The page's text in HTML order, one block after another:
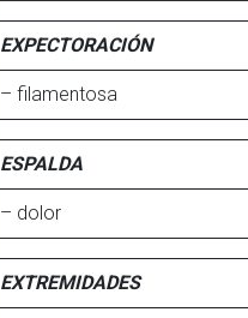
EXPECTORACIÓN
– filamentosa
ESPALDA
– dolor
EXTREMIDADES